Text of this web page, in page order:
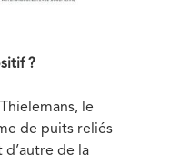
?
le
de puits reliés
de la